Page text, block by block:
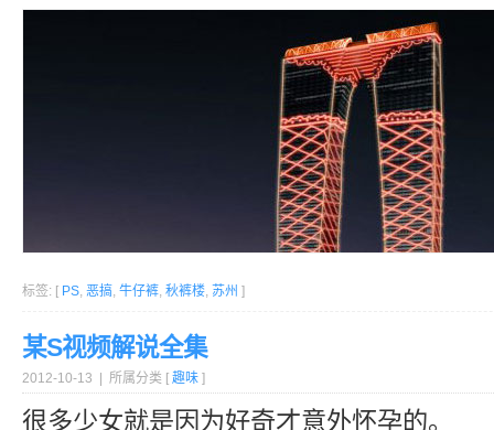
标签: [ PS, 恶搞, 牛仔裤, 秋裤楼, 苏州 ]
某S视频解说全集
2012-10-13 | 所属分类 [ 趣味 ]
很多少女就是因为好奇才意外怀孕的。